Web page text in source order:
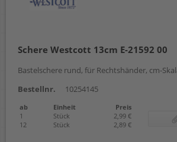
Schere Westcott 13cm E-21592 00
Bastelschere rund, für Rechtshänder, cm-
Bestellnr.
10254145
ab Einheit
Preis
1
Stück
2,99 €
12
Stück 2,89 €